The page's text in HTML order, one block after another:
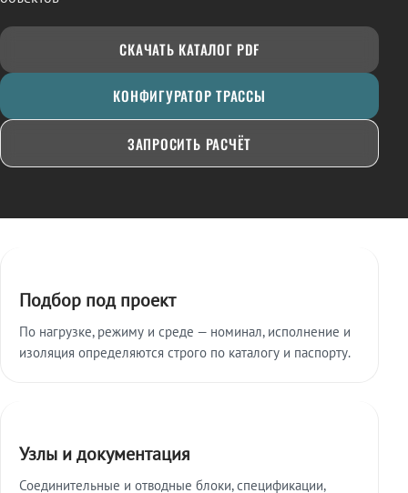
СКАЧАТЬ КАТАЛОГ PDF
КОНФИГУРАТОР ТРАССЫ
ЗАПРОСИТЬ РАСЧЁТ
Подбор под проект
По нагрузке, режиму и среде — номинал, исполнение и
изоляция определяются строго по каталогу и паспорту.
Узлы и документация
Соединительные и отводные блоки, спецификации,